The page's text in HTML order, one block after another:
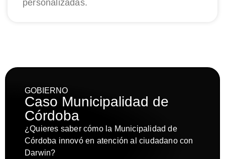
personalizadas.
GOBIERNO
Caso Municipalidad de
Córdoba
¿Quieres saber cómo la Municipalidad de
Córdoba innovó en atención al ciudadano con
Darwin?